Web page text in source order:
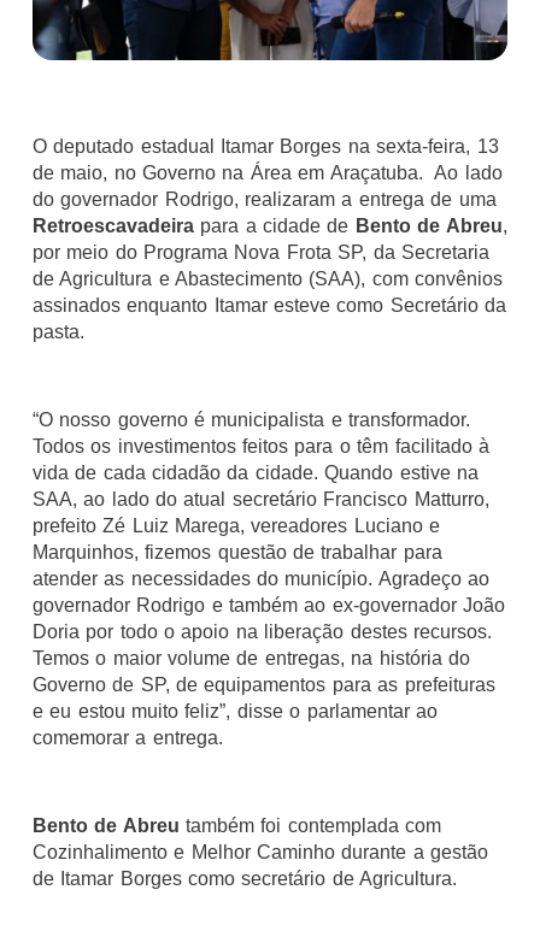
O deputado estadual Itamar Borges na sexta-feira, 13
de maio, no Governo na Área em Araçatuba. Ao lado
do governador Rodrigo, realizaram a entrega de uma
Retroescavadeirapara a cidade de Bento de Abreu,
por meio do Programa Nova Frota SP, da Secretaria
de Agricultura e Abastecimento (SAA), com convênios
assinados enquanto Itamar esteve como Secretário da
pasta.
“O nosso governo é municipalista e transformador.
Todos os investimentos feitos para o têm facilitado à
vida de cada cidadão da cidade. Quando estive na
SAA, ao lado do atual secretário Francisco Matturro,
prefeito Zé Luiz Marega, vereadores Luciano e
Marquinhos, fizemos questão de trabalhar para
atender as necessidades do município. Agradeço ao
governador Rodrigo e também ao ex-governador João
Doria por todo o apoio na liberação destes recursos.
Temos o maior volume de entregas, na história do
Governo de SP, de equipamentos para as prefeituras
e eu estou muito feliz”, disse o parlamentar ao
comemorar a entrega.
Bento de Abreu também foi contemplada com
Cozinhalimento e Melhor Caminho durante a gestão
de Itamar Borges como secretário de Agricultura.